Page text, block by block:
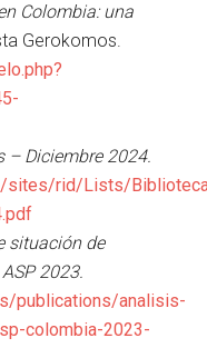
Colombia: una
Gerokomos.
– Diciembre 2024.
sites/rid/Lists/
situación de
2023.
publications/analisis-
colombia-2023-